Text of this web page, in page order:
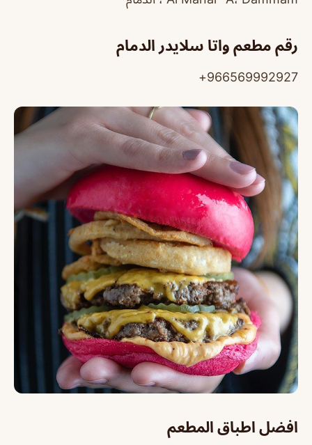
رقم مطعم واتا سلايدر الدمام
966569992927+
افضل اطباق المطعم